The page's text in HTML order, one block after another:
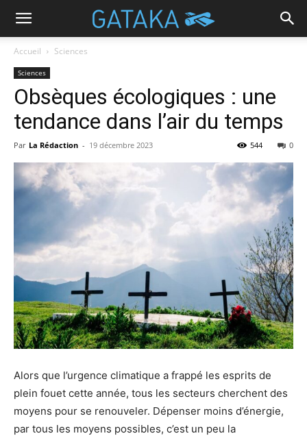
Accueil Sciences
Sciences
Obsèques écologiques : une
tendance dans l’air du temps
Par La Rédaction - 19 décembre 2023 0
544
Alors que l’urgence climatique a frappé les esprits de
plein fouet cette année, tous les secteurs cherchent des
moyens pour se renouveler. Dépenser moins d’énergie,
par tous les moyens possibles, c’est un peu la